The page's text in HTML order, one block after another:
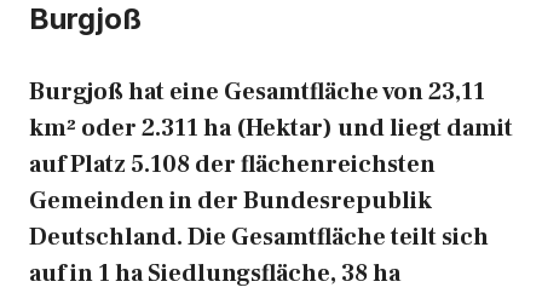
Burgjoß
Burgjoß hat eine Gesamtfläche von 23,11
km² oder 2.311 ha (Hektar) und liegt damit
auf Platz 5.108 der flächenreichsten
Gemeinden in der Bundesrepublik
Deutschland. Die Gesamtfläche teilt sich
auf in 1 ha Siedlungsfläche, 38 ha